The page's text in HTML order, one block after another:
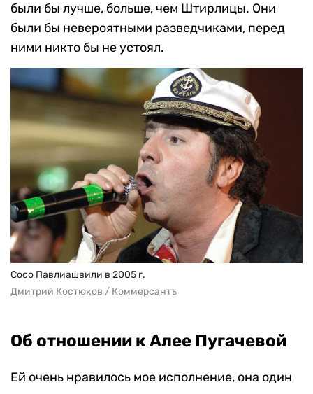
были бы лучше, больше, чем Штирлицы. Они
были бы невероятными разведчиками, перед
ними никто бы не устоял.
Сосо Павлиашвили в 2005 г.
Дмитрий Костюков / Коммерсантъ
Об отношении к Алее Пугачевой
Ей очень нравилось мое исполнение, она один